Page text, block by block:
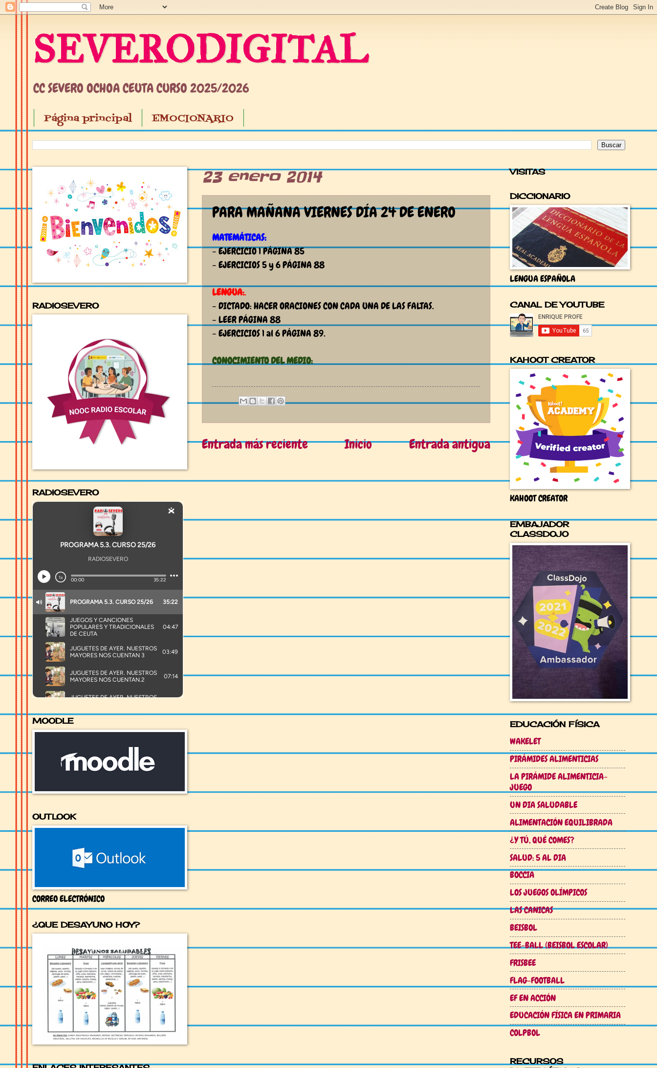
SEVERODIGITAL
CC SEVERO OCHOA CEUTA CURSO 2025/2026
Página principal EMOCIONARIO
23 enero 2014
PARA MAÑANA VIERNES DÍA 24 DE ENERO
MATEMÁTICAS:
- EJERCICIO 1 PÁGINA 85
- EJERCICIOS 5 y 6 PÁGINA 88
LENGUA:.
- DICTADO: HACER ORACIONES CON CADA UNA DE LAS FALTAS.
- LEER PÁGINA 88
- EJERCICIOS 1 al 6 PÁGINA 89.
CONOCIMIENTO DEL MEDIO:
Entrada más reciente Entrada antigua
Inicio
RADIOSEVERO
RADIOSEVERO
MOODLE
OUTLOOK
CORREO ELECTRÓNICO
¿QUE DESAYUNO HOY?
VISITAS
DICCIONARIO
LENGUA ESPAÑOLA
CANAL DE YOUTUBE
KAHOOT CREATOR
KAHOOT CREATOR
EMBAJADOR
CLASSDOJO
EDUCACIÓN FÍSICA
WAKELET
PIRÁMIDES ALIMENTICIAS
LA PIRÁMIDE ALIMENTICIA-
JUEGO
UN DIA SALUDABLE
ALIMENTACIÓN EQUILIBRADA
¿Y TÚ, QUÉ COMES?
SALUD: 5 AL DIA
BOCCIA
LOS JUEGOS OLÍMPICOS
LAS CANICAS
BEISBOL
TEE-BALL (BEISBOL ESCOLAR)
FRISBEE
FLAG-FOOTBALL
EF EN ACCIÓN
EDUCACIÓN FÍSICA EN PRIMARIA
COLPBOL
RECURSOS